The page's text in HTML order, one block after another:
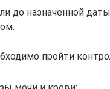
до назначенной
пройти